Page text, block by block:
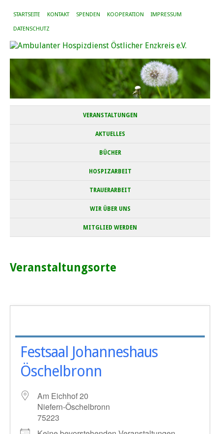
STARTSEITE KONTAKT SPENDEN KOOPERATION IMPRESSUM
DATENSCHUTZ
VERANSTALTUNGEN
AKTUELLES
BÜCHER
HOSPIZARBEIT
TRAUERARBEIT
WIR ÜBER UNS
MITGLIED WERDEN
Veranstaltungsorte
Festsaal Johanneshaus
Öschelbronn
Am Eichhof 20
Niefern-Öschelbronn
75223